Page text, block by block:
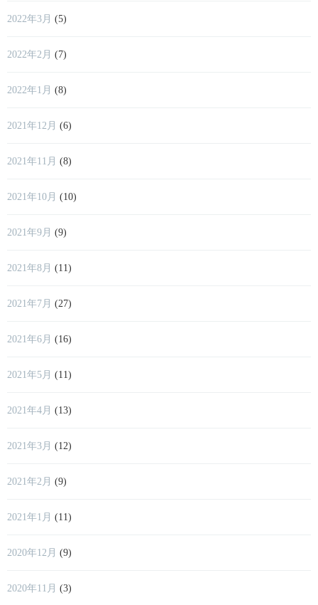
2022年3月 (5)
2022年2月 (7)
2022年1月 (8)
2021年12月 (6)
2021年11月 (8)
2021年10月 (10)
2021年9月 (9)
2021年8月 (11)
2021年7月 (27)
2021年6月 (16)
2021年5月 (11)
2021年4月 (13)
2021年3月 (12)
2021年2月 (9)
2021年1月 (11)
2020年12月 (9)
2020年11月 (3)